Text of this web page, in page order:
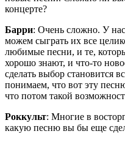
концерте?
Барри: Очень сложно. У
можем сыграть их все
любимые песни, и те,
хорошо знают, и что-то
сделать выбор становится
понимаем, что вот эту
что потом такой
Роккульт: Многие в
какую песню вы бы еще